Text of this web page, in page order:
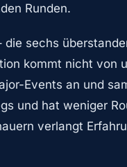
Runden.
sechs
kommt nicht von
Events an und
und hat weniger
verlangt